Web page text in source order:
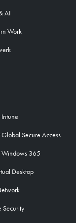
AI
Work
Secure Access
Windows 365
Desktop
Security